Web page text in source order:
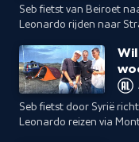
Seb fietst van Beiroet
Leonardo rijden naar
haar tuktuk in Sarajevo.
Seb fietst door Syrië
Leonardo reizen via